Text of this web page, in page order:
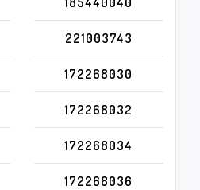
221003743
172268030
172268032
172268034
172268036